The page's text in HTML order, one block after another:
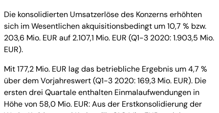
Die konsolidierten Umsatzerlöse des Konzerns erhöhten
sich im Wesentlichen akquisitionsbedingt um 10,7 % bzw.
203,6 Mio. EUR auf 2.107,1 Mio. EUR (Q1-3 2020: 1.903,5 Mio.
EUR).
Mit 177,2 Mio. EUR lag das betriebliche Ergebnis um 4,7 %
über dem Vorjahreswert (Q1-3 2020: 169,3 Mio. EUR). Die
ersten drei Quartale enthalten Einmalaufwendungen in
Höhe von 58,0 Mio. EUR: Aus der Erstkonsolidierung der